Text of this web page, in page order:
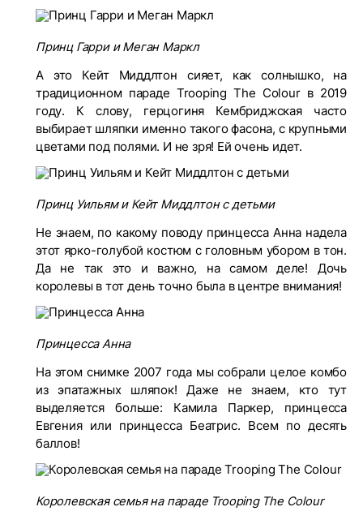
Принц Гарри и Меган Маркл
А это Кейт Миддлтон сияет, как солнышко, на
традиционном параде Trooping The Colour в 2019
году. К слову, герцогиня Кембриджская часто
выбирает шляпки именно такого фасона, с крупными
цветами под полями. И не зря! Ей очень идет.
Принц Уильям и Кейт Миддлтон с детьми
Не знаем, по какому поводу принцесса Анна надела
этот ярко-голубой костюм с головным убором в тон.
Да не так это и важно, на самом деле! Дочь
королевы в тот день точно была в центре внимания!
Принцесса Анна
На этом снимке 2007 года мы собрали целое комбо
из эпатажных шляпок! Даже не знаем, кто тут
выделяется больше: Камила Паркер, принцесса
Евгения или принцесса Беатрис. Всем по десять
баллов!
Королевская семья на параде Trooping The Colour